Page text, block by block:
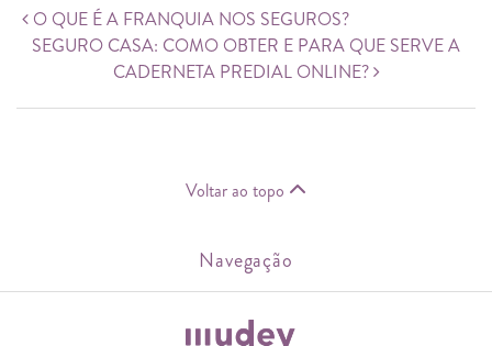
Post navigation
O QUE É A FRANQUIA NOS SEGUROS?
SEGURO CASA: COMO OBTER E PARA QUE SERVE A
CADERNETA PREDIAL ONLINE?
Voltar ao topo
Navegação